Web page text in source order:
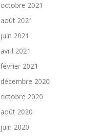
octobre 2021
août 2021
juin 2021
avril 2021
février 2021
décembre 2020
octobre 2020
août 2020
juin 2020